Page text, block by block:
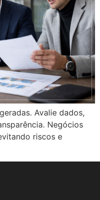
Avalie dados,
Negócios
riscos e